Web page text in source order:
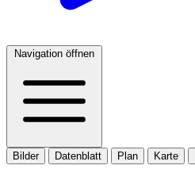
Navigation öffnen
Bilder Datenblatt Plan Karte